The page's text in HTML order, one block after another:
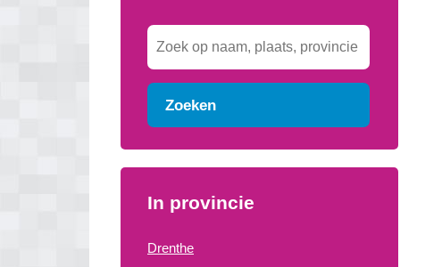
Zoeken
In provincie
Drenthe